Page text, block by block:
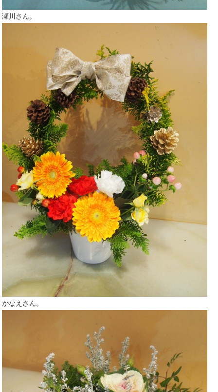
瀬川さん。
かなえさん。